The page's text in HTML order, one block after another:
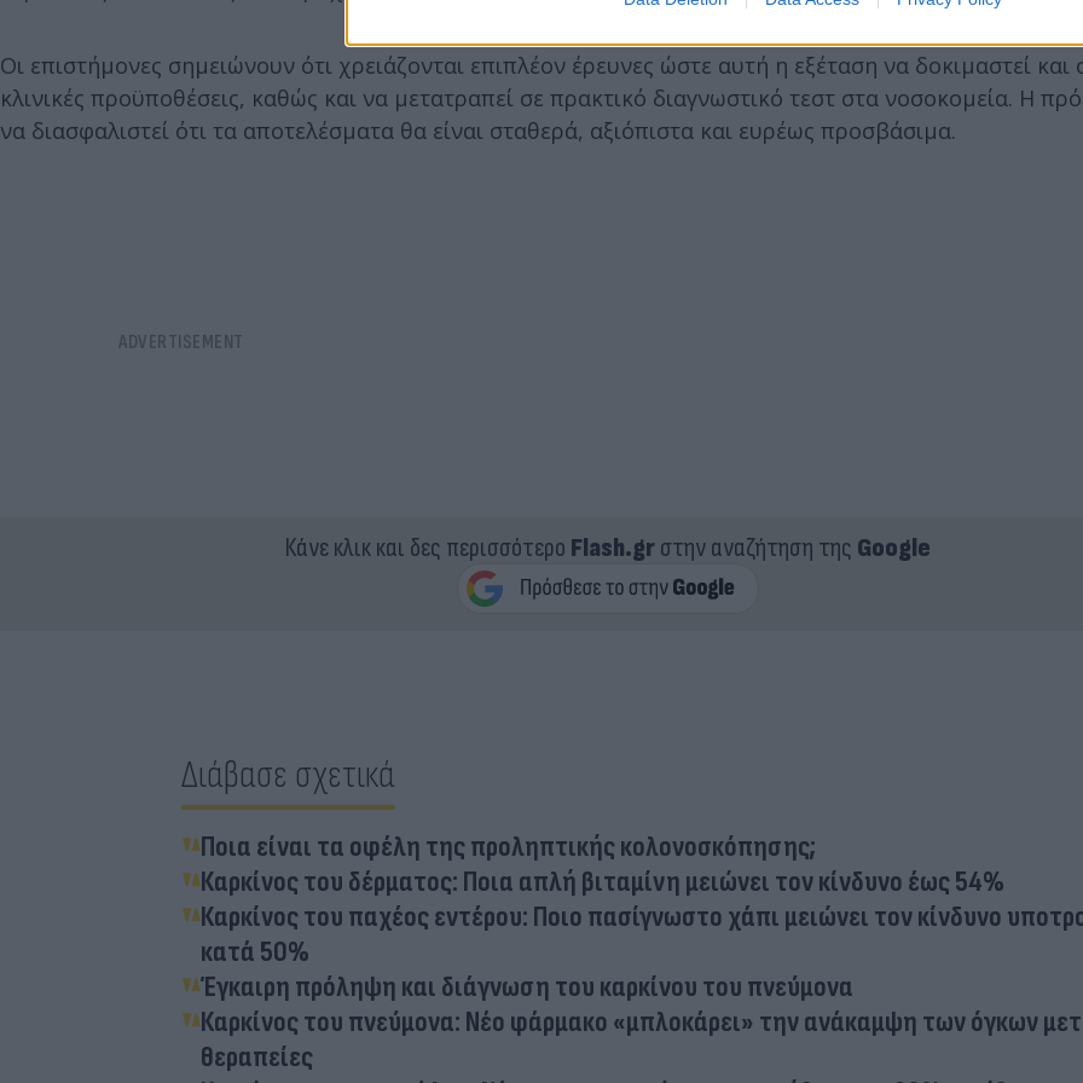
Οι επιστήμονες σημειώνουν ότι χρειάζονται επιπλέον έρευνες ώστε αυτή η εξέταση να δοκιμαστεί και
κλινικές προϋποθέσεις, καθώς και να μετατραπεί σε πρακτικό διαγνωστικό τεστ στα νοσοκομεία. Η
να διασφαλιστεί ότι τα αποτελέσματα θα είναι σταθερά, αξιόπιστα και ευρέως προσβάσιμα.
Κάνε κλικ και δες περισσότερο Flash.grστην αναζήτηση της Google
Διάβασε σχετικά
Ποια είναι τα οφέλη της προληπτικής κολονοσκόπησης;
Καρκίνος του δέρματος: Ποια απλή βιταμίνη μειώνει τον κίνδυνο έως 54%
Καρκίνος του παχέος εντέρου: Ποιο πασίγνωστο χάπι μειώνει τον κίνδυνο
κατά 50%
Έγκαιρη πρόληψη και διάγνωση του καρκίνου του πνεύμονα
Καρκίνος του πνεύμονα: Νέο φάρμακο «μπλοκάρει» την ανάκαμψη των όγκων
θεραπείες